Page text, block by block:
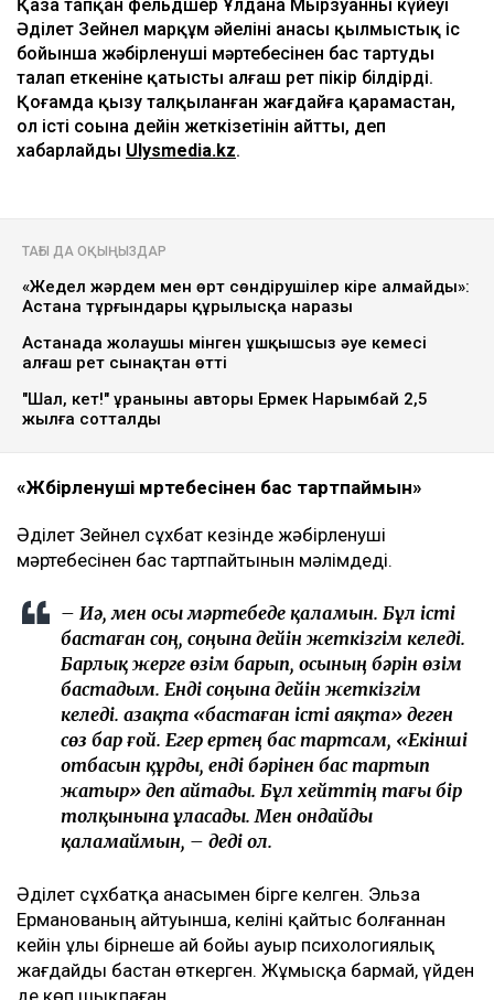
Әділет Зейнел марқұм әйелінің анасы қылмыстық іс
бойынша жәбірленуші мәртебесінен бас тартуды
талап еткеніне қатысты алғаш рет пікір білдірді.
Қоғамда қызу талқыланған жағдайға қарамастан,
ол істі соңына дейін жеткізетінін айтты, деп
хабарлайдыUlysmedia.kz.
Астана тұрғындары құрылысқа наразы
алғаш рет сынақтан өтті
жылға сотталды
мәртебесінен бас тартпайтынын мәлімдеді.
бастаған соң, соңына дейін жеткізгім келеді.
Барлық жерге өзім барып, осының бәрін өзім
бастадым. Енді соңына дейін жеткізгім
келеді. Қазақта «бастаған істі аяқта» деген
сөз бар ғой. Егер ертең бас тартсам, «Екінші
отбасын құрды, енді бәрінен бас тартып
жатыр» деп айтады. Бұл хейттің тағы бір
толқынына ұласады. Мен ондайды
қаламаймын, – деді ол.
Ерманованың айтуынша, келіні қайтыс болғаннан
кейін ұлы бірнеше ай бойы ауыр психологиялық
жағдайды бастан өткерген. Жұмысқа бармай, үйден
де көп шықпаған.